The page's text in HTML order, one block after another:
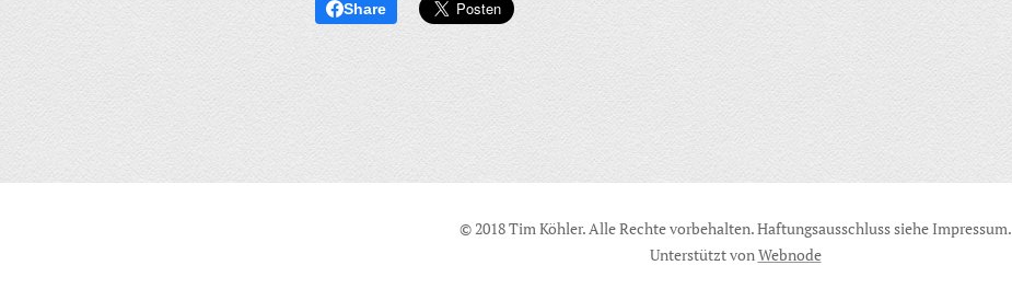
Share
© 2018 Tim Köhler. Alle Rechte vorbehalten. Haftungsausschluss siehe Impressum.
Unterstützt vonWebnode